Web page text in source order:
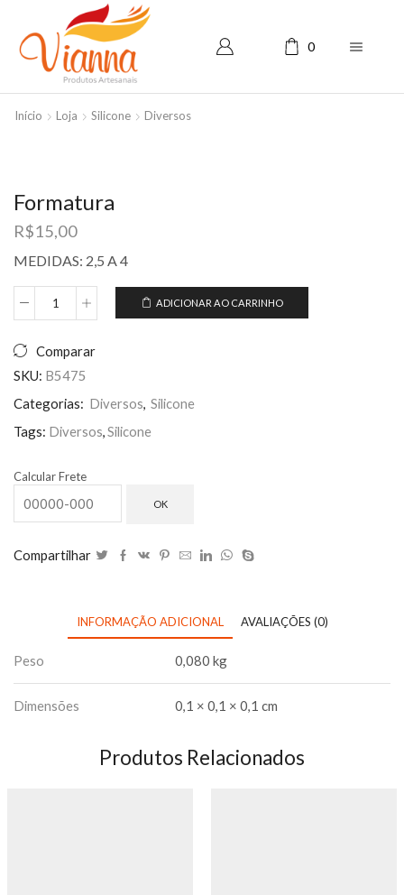
0
Início Loja Silicone Diversos
Formatura
R$15,00
MEDIDAS: 2,5 A 4
Formatura
ADICIONAR AO CARRINHO
Comparar
SKU: B5475
Categorias: Diversos Silicone
Tags: Diversos Silicone
Calcular Frete
OK
Compartilhar
INFORMAÇÃO ADICIONAL AVALIAÇÕES (0)
Peso 0,080 kg
Dimensões 0,1 × 0,1 × 0,1 cm
Produtos Relacionados